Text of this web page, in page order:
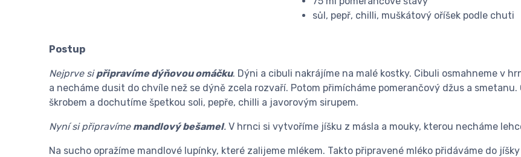
sůl, pepř, chilli, muškátový oříšek podle chuti
Postup
Nejprve sipřipravíme dýňovou omáčku. Dýni a cibuli nakrájíme na malé kostky. Cibuli osmahneme v
a necháme dusit do chvíle než se dýně zcela rozvaří. Potom přimícháme pomerančový džus a
škrobem a dochutíme špetkou soli, pepře, chilli a javorovým sirupem.
Nyní si připravíme mandlový bešamel. V hrnci si vytvoříme jíšku z másla a mouky, kterou necháme
Na sucho opražíme mandlové lupínky, které zalijeme mlékem. Takto připravené mléko přidáváme do